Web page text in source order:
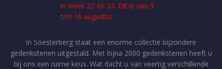
in week 32 en 33. Dit is van 3
t/m 16 augustus
In Soesterberg staat een enorme collectie bijzondere
gedenkstenen uitgestald. Met bijna 2000 gedenkstenen heeft u
bij ons een ruime keus. Wat dacht u van veertig verschillende